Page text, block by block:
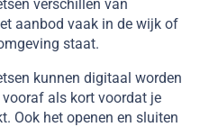
verschillen van
aanbod vaak in de wijk of
staat.
kunnen digitaal worden
vooraf als kort voordat je
Ook het openen en sluiten